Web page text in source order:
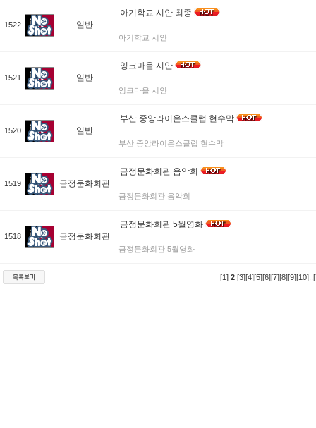
1522 일반
아기학교 시안 최종
아기학교 시안
1521 일반
잉크마을 시안
잉크마을 시안
1520 일반
부산 중앙라이온스클럽 현수막
부산 중앙라이온스클럽 현수막
1519 금정문화회관
금정문화회관 음악회
금정문화회관 음악회
1518 금정문화회관
금정문화회관 5월영화
금정문화회관 5월영화
[1] 2 [3][4][5][6][7][8][9][10]